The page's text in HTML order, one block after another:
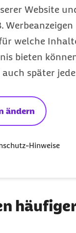
Website
welche
bieten
auch später
ändern
Hinweise
Schleswig-
2023
Schleswig-